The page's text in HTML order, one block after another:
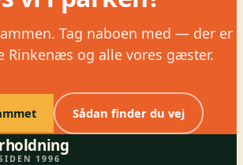
Tag naboen med — der er
Rinkenæs og alle vores gæster.
Sådan finder du vej
1996